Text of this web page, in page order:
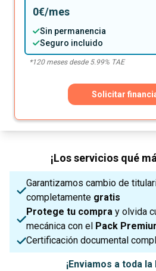
0€/mes
Sin permanencia
Seguro incluido
*120meses desde 5.99% TAE
Solicitar
¡Los servicios qué
Garantizamos cambio de
completamente gratis
Protege tu compra y olvida
mecánica con el Pack
Certificación documental
¡Enviamos a toda